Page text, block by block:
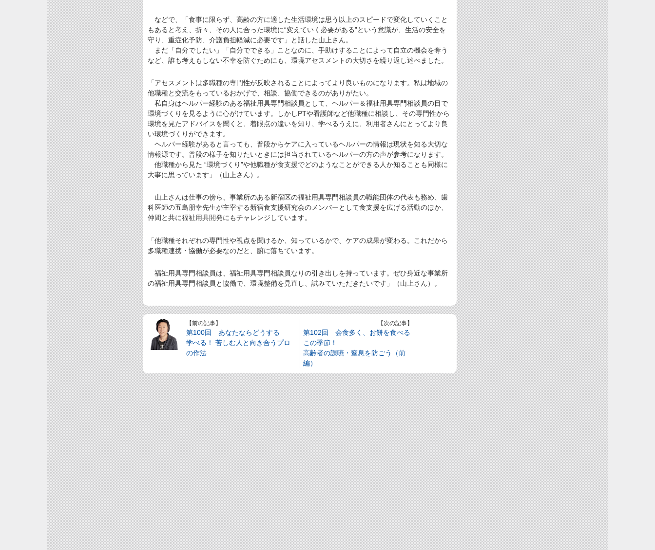
などで、「食事に限らず、高齢の方に適した生活環境は思う以上のスピードで変化していくこと
もあると考え、折々、その人に合った環境に“変えていく必要がある”という意識が、生活の安全を
守り、重症化予防、介護負担軽減に必要です」と話した山上さん。
まだ「自分でしたい」「自分でできる」ことなのに、手助けすることによって自立の機会を奪う
など、誰も考えもしない不幸を防ぐためにも、環境アセスメントの大切さを繰り返し述べました。
「アセスメントは多職種の専門性が反映されることによってより良いものになります。私は地域の
他職種と交流をもっているおかげで、相談、協働できるのがありがたい。
私自身はヘルパー経験のある福祉用具専門相談員として、ヘルパー＆福祉用具専門相談員の目で
環境づくりを見るように心がけています。しかしPTや看護師など他職種に相談し、その専門性から
環境を見たアドバイスを聞くと、着眼点の違いを知り、学べるうえに、利用者さんにとってより良
い環境づくりができます。
ヘルパー経験があると言っても、普段からケアに入っているヘルパーの情報は現状を知る大切な
情報源です。普段の様子を知りたいときには担当されているヘルパーの方の声が参考になります。
他職種から見た “環境づくり”や他職種が食支援でどのようなことができる人か知ることも同様に
大事に思っています」（山上さん）。
山上さんは仕事の傍ら、事業所のある新宿区の福祉用具専門相談員の職能団体の代表も務め、歯
科医師の五島朋幸先生が主宰する新宿食支援研究会のメンバーとして食支援を広げる活動のほか、
仲間と共に福祉用具開発にもチャレンジしています。
「他職種それぞれの専門性や視点を聞けるか、知っているかで、ケアの成果が変わる。これだから
多職種連携・協働が必要なのだと、腑に落ちています。
福祉用具専門相談員は、福祉用具専門相談員なりの引き出しを持っています。ぜひ身近な事業所
の福祉用具専門相談員と協働で、環境整備を見直し、試みていただきたいです」（山上さん）。
【前の記事】
第100回 あなたならどうする
学べる！ 苦しむ人と向き合うプロ
の作法
【次の記事】
第102回 会食多く、お餅を食べる
この季節！
高齢者の誤嚥・窒息を防ごう（前
編）